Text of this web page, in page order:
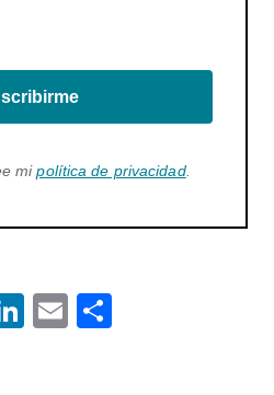
mipolítica de privacidad.
Li
E